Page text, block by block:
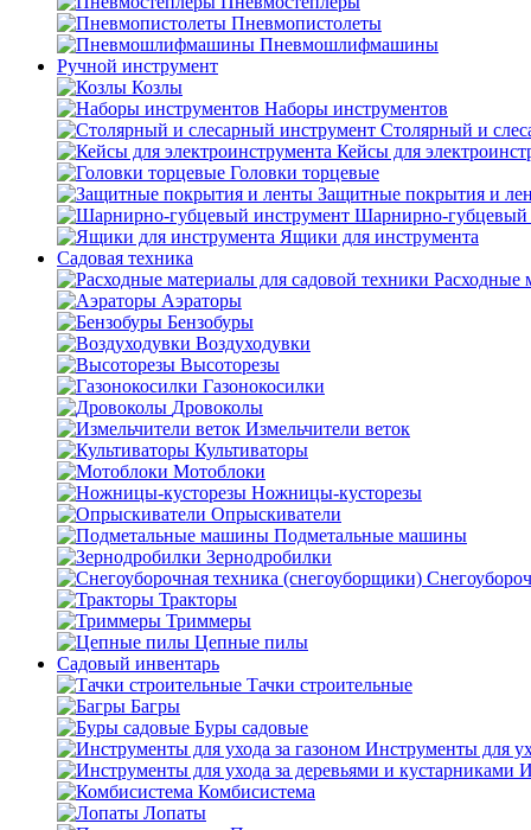
Пневмопистолеты
Пневмошлифмашины
Ручной инструмент
Козлы
Наборы инструментов
Столярный и
Кейсы для
Головки торцевые
Защитные покрытия и
Шарнирно-губцевый
Ящики для инструмента
Садовая техника
Расходные
Аэраторы
Бензобуры
Воздуходувки
Высоторезы
Газонокосилки
Дровоколы
Измельчители веток
Культиваторы
Мотоблоки
Ножницы-кусторезы
Опрыскиватели
Подметальные машины
Зернодробилки
Тракторы
Триммеры
Цепные пилы
Садовый инвентарь
Тачки строительные
Багры
Буры садовые
Инструменты для
Комбисистема
Лопаты